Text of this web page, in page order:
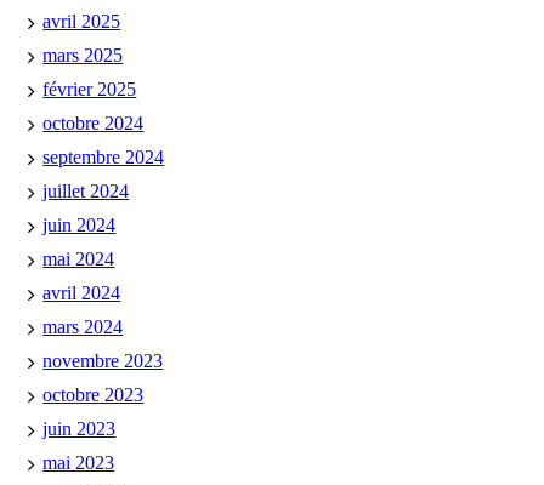
avril 2025
mars 2025
février 2025
octobre 2024
septembre 2024
juillet 2024
juin 2024
mai 2024
avril 2024
mars 2024
novembre 2023
octobre 2023
juin 2023
mai 2023